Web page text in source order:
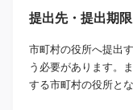
提出先・提出期限
市町村の役所へ提出す
う必要があります。
する市町村の役所とな